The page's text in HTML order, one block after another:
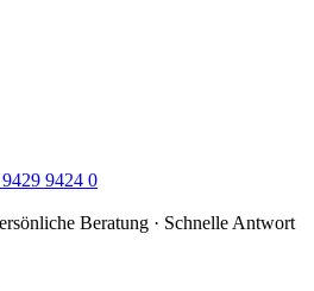
9424 0
Beratung · Schnelle Antwort